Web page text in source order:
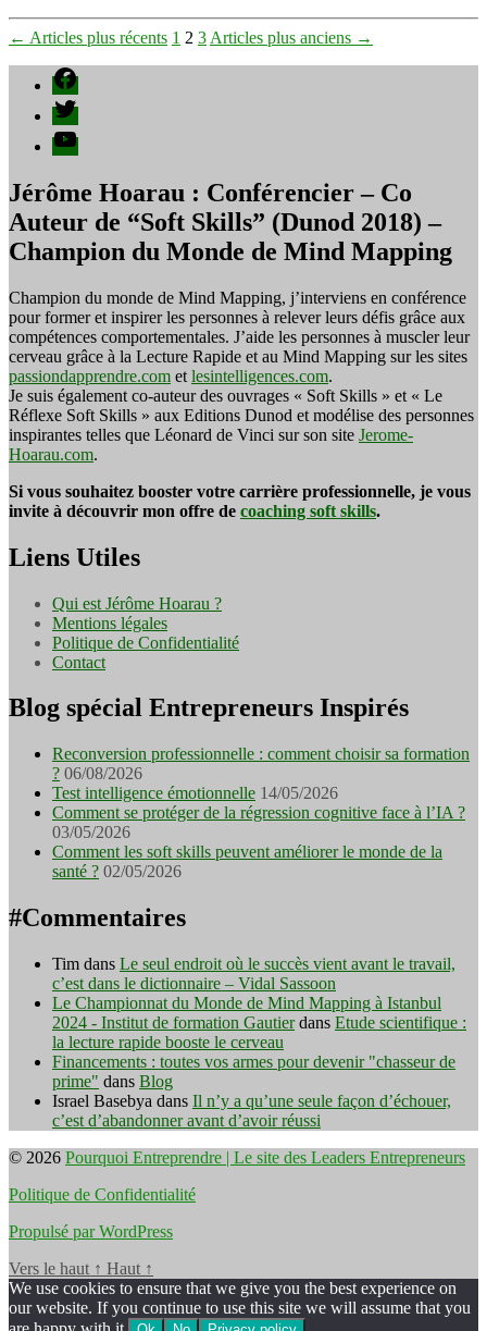
en
public
–
Pagination
des
publications
← Articles plus récents 1 2 3 Articles plus anciens →
Facebook
Twitter
YouTube
Jérôme Hoarau : Conférencier – Co
Auteur de “Soft Skills” (Dunod 2018) –
Champion du Monde de Mind Mapping
Champion du monde de Mind Mapping, j’interviens en conférence
pour former et inspirer les personnes à relever leurs défis grâce aux
compétences comportementales. J’aide les personnes à muscler leur
cerveau grâce à la Lecture Rapide et au Mind Mapping sur les sites
passiondapprendre.com et lesintelligences.com.
Je suis également co-auteur des ouvrages « Soft Skills » et « Le
Réflexe Soft Skills » aux Editions Dunod et modélise des personnes
inspirantes telles que Léonard de Vinci sur son site Jerome-
Hoarau.com.
Si vous souhaitez booster votre carrière professionnelle, je vous
invite à découvrir mon offre de coaching soft skills.
Liens Utiles
Qui est Jérôme Hoarau ?
Mentions légales
Politique de Confidentialité
Contact
Blog spécial Entrepreneurs Inspirés
Reconversion professionnelle : comment choisir sa formation
? 06/08/2026
Test intelligence émotionnelle 14/05/2026
Comment se protéger de la régression cognitive face à l’IA ?
03/05/2026
Comment les soft skills peuvent améliorer le monde de la
santé ? 02/05/2026
#Commentaires
Tim dans Le seul endroit où le succès vient avant le travail,
c’est dans le dictionnaire – Vidal Sassoon
Le Championnat du Monde de Mind Mapping à Istanbul
2024 - Institut de formation Gautierdans Etude scientifique :
la lecture rapide booste le cerveau
Financements : toutes vos armes pour devenir "chasseur de
prime" dans Blog
Israel Basebya dans Il n’y a qu’une seule façon d’échouer,
c’est d’abandonner avant d’avoir réussi
© 2026 Pourquoi Entreprendre | Le site des Leaders Entrepreneurs
Politique de Confidentialité
Propulsé par WordPress
Vers le haut ↑ Haut ↑
We use cookies to ensure that we give you the best experience on
our website. If you continue to use this site we will assume that you